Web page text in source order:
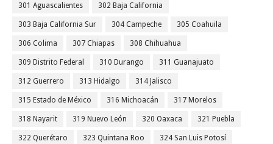
301 Aguascalientes 302 Baja California
303 Baja California Sur 304 Campeche 305 Coahuila
306 Colima 307 Chiapas 308 Chihuahua
309 Distrito Federal 310 Durango 311 Guanajuato
312 Guerrero 313 Hidalgo 314 Jalisco
315 Estado de México 316 Michoacán 317 Morelos
318 Nayarit 319 Nuevo León 320 Oaxaca 321 Puebla
322 Querétaro 323 Quintana Roo 324 San Luis Potosí